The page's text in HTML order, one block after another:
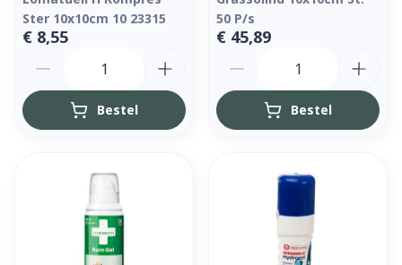
Ster 10x10cm 10 23315
€ 8,55
Bestel
50 P/s
€ 45,89
Bestel